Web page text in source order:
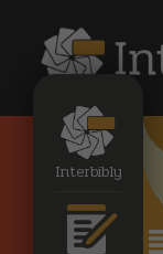
Interbibly